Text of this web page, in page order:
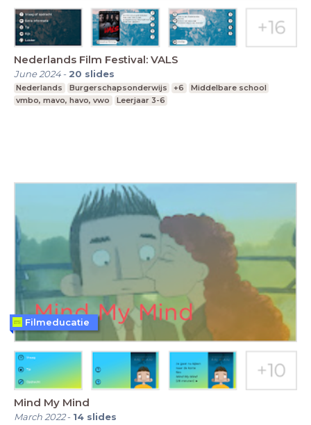
Nederlands Film Festival: VALS
June 2024- 20 slides
Nederlands Burgerschapsonderwijs +6
Middelbare school
vmbo, mavo, havo, vwo
Leerjaar 3-6
Mind My Mind
March 2022- 14 slides
Filmeducatie